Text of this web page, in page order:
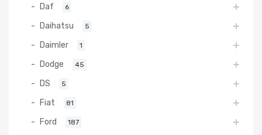
Daf 6
Daihatsu 5
Daimler 1
Dodge 45
DS 5
Fiat 81
Ford 187